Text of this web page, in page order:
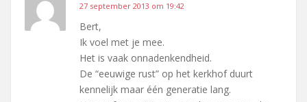
27 september 2013 om 19:42
Bert,
Ik voel met je mee.
Het is vaak onnadenkendheid.
De “eeuwige rust” op het kerkhof duurt
kennelijk maar één generatie lang.